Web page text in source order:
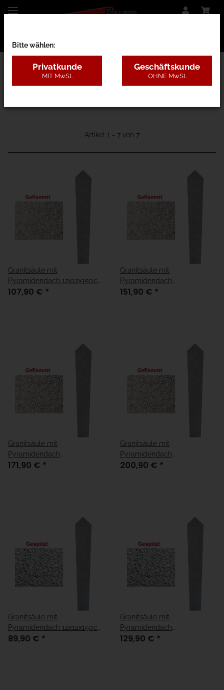
23D - Kunststoff Zaunbauteile
Artikel 1 - 7 von 7
Granitsäule mit
Pyramidendach 12x12x150cm
geflammt
107,90 € *
Granitsäule mit
Pyramidendach
15x15x150cm geflammt
151,90 € *
Granitsäule mit
Pyramidendach
15x15x170cm geflammt
171,90 € *
Granitsäule mit
Pyramidendach
15x15x200cm geflammt
200,90 € *
Granitsäule mit
Pyramidendach 12x12x150cm
gespitzt
89,90 € *
Granitsäule mit
Pyramidendach
15x15x150cm gespitzt
129,90 € *
Bitte wählen:
Privatkunde
MIT MwSt.
Geschäftskunde
OHNE MwSt.